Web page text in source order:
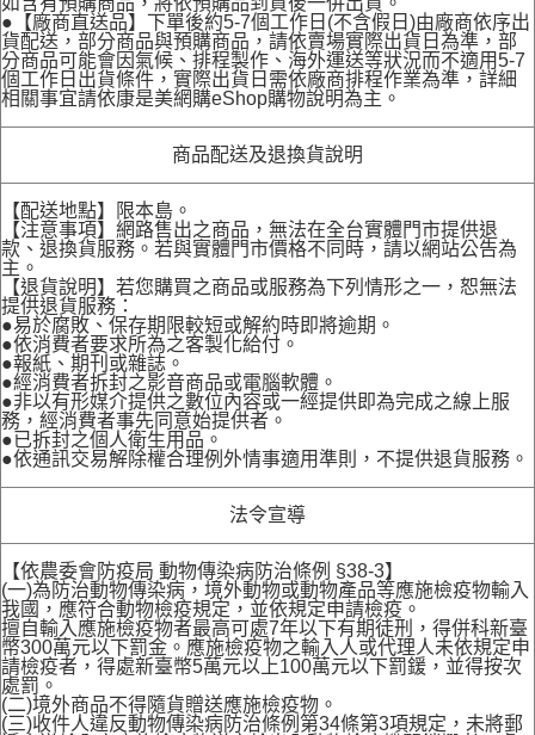
●【廠商直送品】下單後約5-7個工作日(不含假日)由廠商依序出
貨配送，部分商品與預購商品，請依賣場實際出貨日為準，部
分商品可能會因氣候、排程製作、海外運送等狀況而不適用5-7
個工作日出貨條件，實際出貨日需依廠商排程作業為準，詳細
相關事宜請依康是美網購eShop購物說明為主。
商品配送及退換貨說明
【配送地點】限本島。
【注意事項】網路售出之商品，無法在全台實體門市提供退
款、退換貨服務。若與實體門市價格不同時，請以網站公告為
主。
【退貨說明】若您購買之商品或服務為下列情形之一，恕無法
提供退貨服務：
●易於腐敗、保存期限較短或解約時即將逾期。
●依消費者要求所為之客製化給付。
●報紙、期刊或雜誌。
●經消費者拆封之影音商品或電腦軟體。
●非以有形媒介提供之數位內容或一經提供即為完成之線上服
務，經消費者事先同意始提供者。
●已拆封之個人衛生用品。
●依通訊交易解除權合理例外情事適用準則，不提供退貨服務。
法令宣導
【依農委會防疫局 動物傳染病防治條例 §38-3】
(一)為防治動物傳染病，境外動物或動物產品等應施檢疫物輸入
我國，應符合動物檢疫規定，並依規定申請檢疫。
擅自輸入應施檢疫物者最高可處7年以下有期徒刑，得併科新臺
幣300萬元以下罰金。應施檢疫物之輸入人或代理人未依規定申
請檢疫者，得處新臺幣5萬元以上100萬元以下罰鍰，並得按次
處罰。
(二)境外商品不得隨貨贈送應施檢疫物。
(三)收件人違反動物傳染病防治條例第34條第3項規定，未將郵